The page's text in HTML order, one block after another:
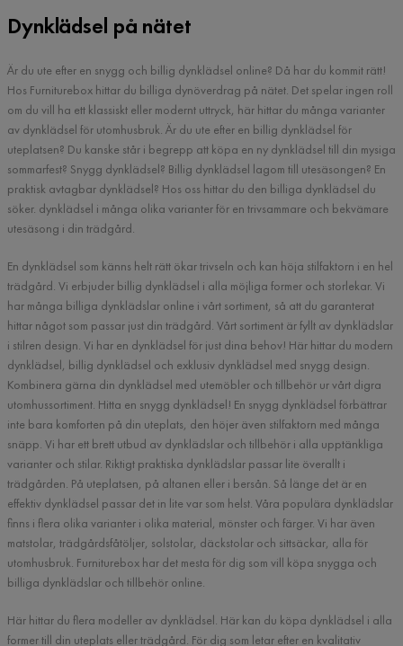
Dynklädsel på nätet
Är du ute efter en snygg och billig dynklädsel online? Då har du kommit rätt!
Hos Furniturebox hittar du billiga dynöverdrag på nätet. Det spelar ingen roll
om du vill ha ett klassiskt eller modernt uttryck, här hittar du många varianter
av dynklädsel för utomhusbruk. Är du ute efter en billig dynklädsel för
uteplatsen? Du kanske står i begrepp att köpa en ny dynklädsel till din mysiga
sommarfest? Snygg dynklädsel? Billig dynklädsel lagom till utesäsongen? En
praktisk avtagbar dynklädsel? Hos oss hittar du den billiga dynklädsel du
söker. dynklädsel i många olika varianter för en trivsammare och bekvämare
utesäsong i din trädgård.
En dynklädsel som känns helt rätt ökar trivseln och kan höja stilfaktorn i en hel
trädgård. Vi erbjuder billig dynklädsel i alla möjliga former och storlekar. Vi
har många billiga dynklädslar online i vårt sortiment, så att du garanterat
hittar något som passar just din trädgård. Vårt sortiment är fyllt av dynklädslar
i stilren design. Vi har en dynklädsel för just dina behov! Här hittar du modern
dynklädsel, billig dynklädsel och exklusiv dynklädsel med snygg design.
Kombinera gärna din dynklädsel med utemöbler och tillbehör ur vårt digra
utomhussortiment. Hitta en snygg dynklädsel! En snygg dynklädsel förbättrar
inte bara komforten på din uteplats, den höjer även stilfaktorn med många
snäpp. Vi har ett brett utbud av dynklädslar och tillbehör i alla upptänkliga
varianter och stilar. Riktigt praktiska dynklädslar passar lite överallt i
trädgården. På uteplatsen, på altanen eller i bersån. Så länge det är en
effektiv dynklädsel passar det in lite var som helst. Våra populära dynklädslar
finns i flera olika varianter i olika material, mönster och färger. Vi har även
matstolar, trädgårdsfåtöljer, solstolar, däckstolar och sittsäckar, alla för
utomhusbruk. Furniturebox har det mesta för dig som vill köpa snygga och
billiga dynklädslar och tillbehör online.
Här hittar du flera modeller av dynklädsel. Här kan du köpa dynklädsel i alla
former till din uteplats eller trädgård. För dig som letar efter en kvalitativ